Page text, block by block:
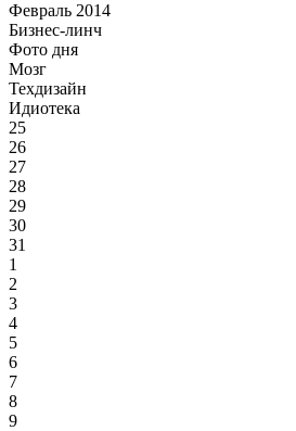
Февраль 2014
Бизнес-линч
Фото дня
Мозг
Техдизайн
Идиотека
25
26
27
28
29
30
31
1
2
3
4
5
6
7
8
9